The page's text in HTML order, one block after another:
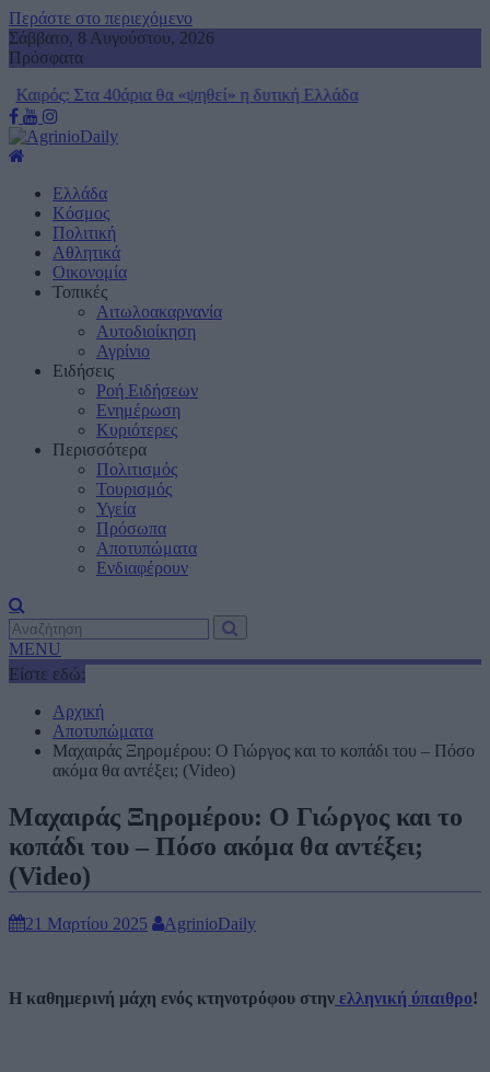
Περάστε στο περιεχόμενο
Σάββατο, 8 Αυγούστου, 2026
Πρόσφατα
«ψηθεί» η δυτική Ελλάδα
Marfin: «Δεν
Ελλάδα
Κόσμος
Πολιτική
Αθλητικά
Οικονομία
Τοπικές
Αιτωλοακαρνανία
Αυτοδιοίκηση
Αγρίνιο
Ειδήσεις
Ροή Ειδήσεων
Ενημέρωση
Κυριότερες
Περισσότερα
Πολιτισμός
Τουρισμός
Υγεία
Πρόσωπα
Αποτυπώματα
Ενδιαφέρουν
MENU
Είστε εδώ:
Αρχική
Αποτυπώματα
Μαχαιράς Ξηρομέρου: Ο Γιώργος και το κοπάδι του – Πόσο
ακόμα θα αντέξει; (Video)
Μαχαιράς Ξηρομέρου: Ο Γιώργος και το
κοπάδι του – Πόσο ακόμα θα αντέξει;
(Video)
21 Μαρτίου 2025 AgrinioDaily
Η καθημερινή μάχη ενός κτηνοτρόφου στην ελληνική ύπαιθρο!